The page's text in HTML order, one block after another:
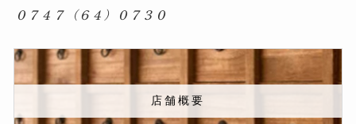
０７４７（６４）０７３０
店舗概要